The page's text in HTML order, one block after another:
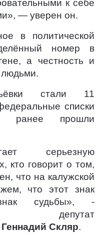
к себе
— уверен он.
в политической
номер в
а честность и
людьми.
стали 11
списки
ранее прошли
серьезную
кто говорит о том,
что на калужской
что этот знак
судьбы», -
депутат
Геннадий Скляр.